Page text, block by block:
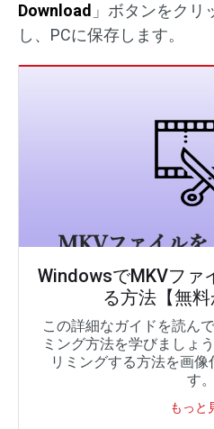
Download 」ボタンをクリ
し、PCに保存します。
WindowsでMKVファ
る方法【無料
この詳細なガイドを読ん
ミング方法を学びましょ
リミングする方法を画
す。
もっと